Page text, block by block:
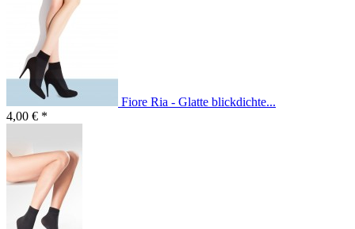
Fiore Ria - Glatte blickdichte...
4,00 € *